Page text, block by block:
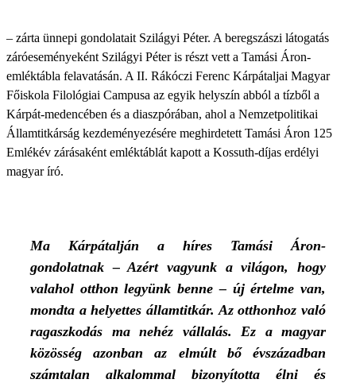
– zárta ünnepi gondolatait Szilágyi Péter. A beregszászi látogatás
záróeseményeként Szilágyi Péter is részt vett a Tamási Áron-
emléktábla felavatásán. A II. Rákóczi Ferenc Kárpátaljai Magyar
Főiskola Filológiai Campusa az egyik helyszín abból a tízből a
Kárpát-medencében és a diaszpórában, ahol a Nemzetpolitikai
Államtitkárság kezdeményezésére meghirdetett Tamási Áron 125
Emlékév zárásaként emléktáblát kapott a Kossuth-díjas erdélyi
magyar író.
Ma Kárpátalján a híres Tamási Áron-
gondolatnak – Azért vagyunk a világon, hogy
valahol otthon legyünk benne – új értelme van,
mondta a helyettes államtitkár. Az otthonhoz való
ragaszkodás ma nehéz vállalás. Ez a magyar
közösség azonban az elmúlt bő évszázadban
számtalan alkalommal bizonyította élni és